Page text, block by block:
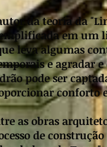
da teoria da
em um
leva algumas
e agradar
pode ser
conforto
as obras
de